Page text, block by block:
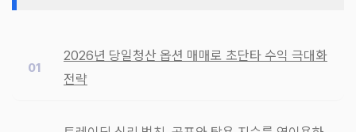
2026년 당일청산 옵션 매매로 초단타 수익 극대화
전략